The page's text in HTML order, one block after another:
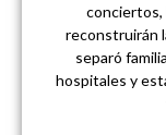
conciertos,
reconstruirán
separó
hospitales y